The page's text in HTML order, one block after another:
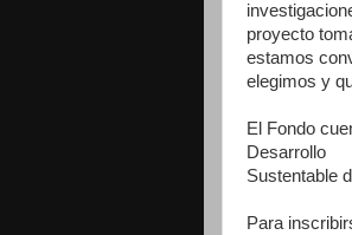
proyecto
estamos
elegimos y
El Fondo
Desarrollo
Sustentable
Para